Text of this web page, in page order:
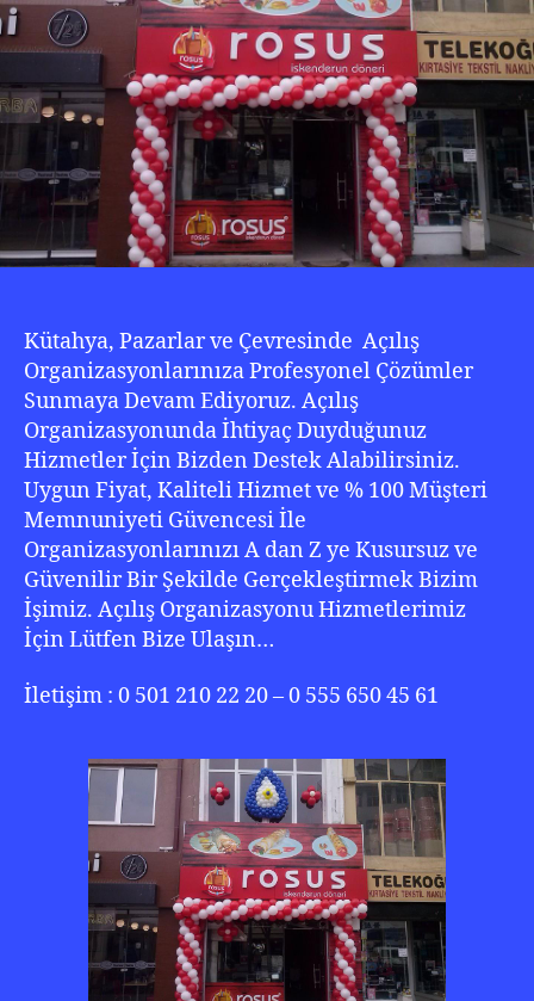
Kütahya, Pazarlar ve Çevresinde Açılış
Organizasyonlarınıza Profesyonel Çözümler
Sunmaya Devam Ediyoruz. Açılış
Organizasyonunda İhtiyaç Duyduğunuz
Hizmetler İçin Bizden Destek Alabilirsiniz.
Uygun Fiyat, Kaliteli Hizmet ve % 100 Müşteri
Memnuniyeti Güvencesi İle
Organizasyonlarınızı A dan Z ye Kusursuz ve
Güvenilir Bir Şekilde Gerçekleştirmek Bizim
İşimiz. Açılış Organizasyonu Hizmetlerimiz
İçin Lütfen Bize Ulaşın…
İletişim : 0 501 210 22 20 – 0 555 650 45 61